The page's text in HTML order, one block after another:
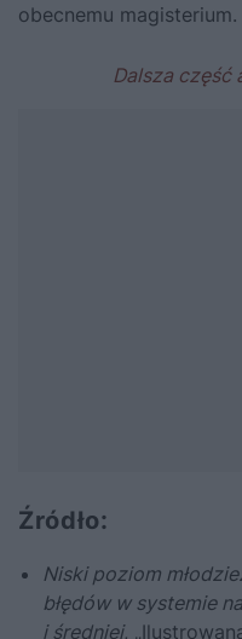
obecnemu magisterium.
Źródło:
Niski poziom
błędów w systemie
i średniej,